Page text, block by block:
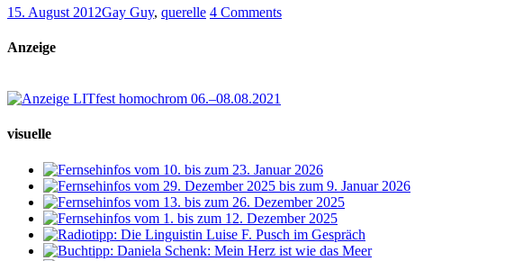
15. August 2012Gay Guy, querelle 4 Comments
Anzeige
visuelle